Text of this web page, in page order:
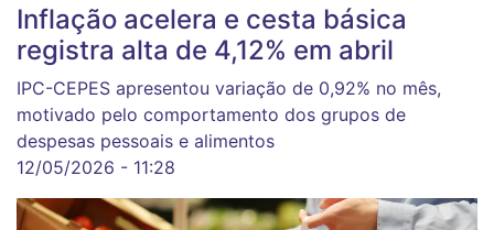
Inflação acelera e cesta básica
registra alta de 4,12% em abril
IPC-CEPES apresentou variação de 0,92% no mês,
motivado pelo comportamento dos grupos de
despesas pessoais e alimentos
12/05/2026 - 11:28